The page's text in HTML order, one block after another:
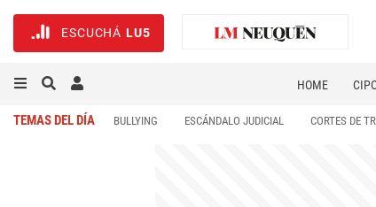
ESCUCHÁ LU5
HOME
TEMAS DEL DÍA BULLYING ESCÁNDALO JUDICIAL CORTES DE